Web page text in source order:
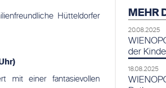
Hütteldorfer
mit einer fantasievollen
MEHR
20.08.2025
der
18.08.2025